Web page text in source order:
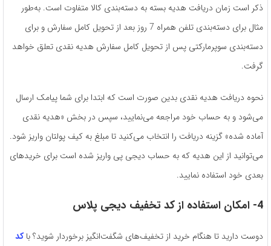
ذکر است زمان دریافت هدیه بسته به دسته‌بندی کالا متفاوت است. به‌طور
مثال برای دسته‌بندی تلفن همراه 7 روز بعد از تحویل کامل سفارش و برای
دسته‌بندی سوپرمارکتی پس ‌از تحویل کامل سفارش هدیه نقدی تعلق خواهد
گرفت.
نحوه دریافت هدیه نقدی بدین صورت است که ابتدا برای شما پیامک ارسال
می‌شود و به حساب خود مراجعه می‌نمایید، سپس در بخش «هدیه نقدی
آماده شده» گزینه دریافت را انتخاب می‌کنید تا مبلغ به کیف پولتان واریز شود.
می‌توانید از این هدیه که به حساب دیجی‌ پی واریز شده است برای خریدهای
بعدی خود استفاده نمایید.
4- امکان استفاده از کد تخفیف دیجی پلاس
دوست دارید تا هنگام خرید از تخفیف‌های شگفت‌انگیز برخوردار شوید؟ باکد